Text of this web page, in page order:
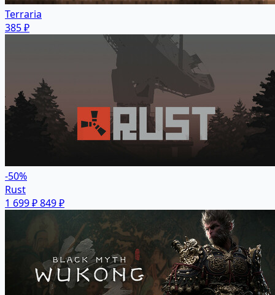
Terraria
385 ₽
-50%
Rust
1 699 ₽849 ₽